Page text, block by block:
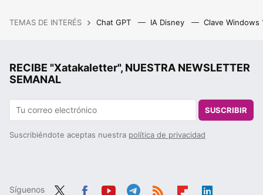
TEMAS DE INTERÉS Chat GPT IA Disney Clave Windows
RECIBE "Xatakaletter", NUESTRA NEWSLETTER
SEMANAL
SUSCRIBIR
Suscribiéndote aceptas nuestra política de privacidad
Síguenos